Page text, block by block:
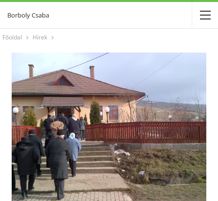
Borboly Csaba
Főoldal Hírek